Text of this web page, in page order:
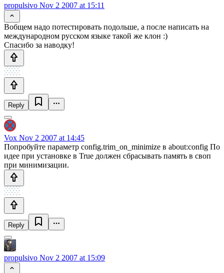
propulsivo Nov 2 2007 at 15:11
Вобщем надо потестировать подольше, а после написать на
международном русском языке такой же клон :)
Спасибо за наводку!
Reply
Vox Nov 2 2007 at 14:45
Попробуйте параметр config.trim_on_minimize в about:config По
идее при установке в True должен сбрасывать память в своп
при минимизации.
Reply
propulsivo Nov 2 2007 at 15:09